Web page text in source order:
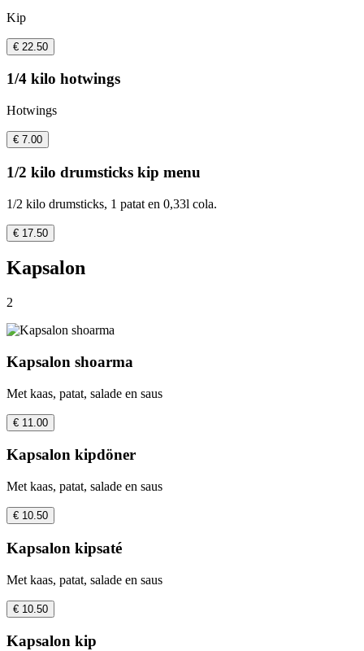
Kip
€ 22.50
1/4 kilo hotwings
Hotwings
€ 7.00
1/2 kilo drumsticks kip menu
1/2 kilo drumsticks, 1 patat en 0,33l cola.
€ 17.50
Kapsalon
2
Kapsalon shoarma
Met kaas, patat, salade en saus
€ 11.00
Kapsalon kipdöner
Met kaas, patat, salade en saus
€ 10.50
Kapsalon kipsaté
Met kaas, patat, salade en saus
€ 10.50
Kapsalon kip